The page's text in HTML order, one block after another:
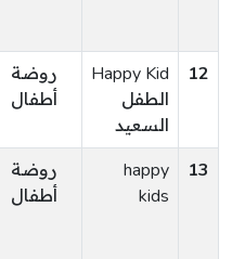
12
Happy Kid
الطفل
السعيد
روضة
أطفال
13
happy
kids
روضة
أطفال